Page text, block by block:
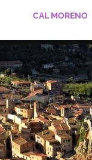
CAL MORENO